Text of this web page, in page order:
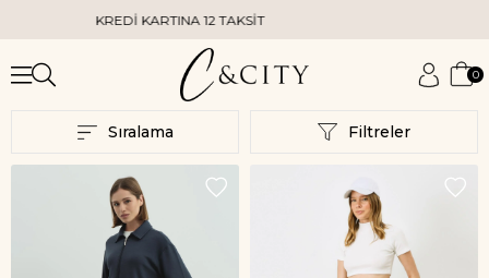
KREDİ KARTINA 12 TAKSİT
0
Filtreler
Sıralama